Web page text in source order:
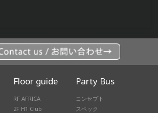
Floor guide
RF AFRICA
2F H1 Club
Party Bus
コンセプト
スペック